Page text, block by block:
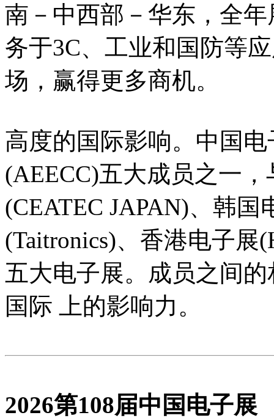
南－中西部－华东，全
务于3C、工业和国防等
场，赢得更多商机。
高度的国际影响。中国
(AEECC)五大成员之一
(CEATEC JAPAN)、韩
(Taitronics)、香港电子展
五大电子展。成员之间
国际 上的影响力。
2026第108届中国电子展